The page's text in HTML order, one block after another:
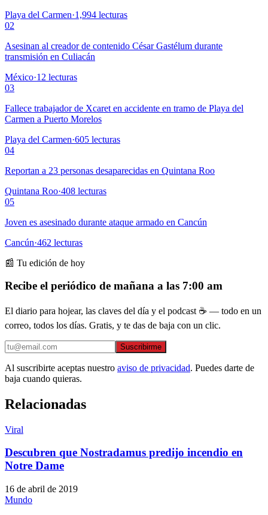
Playa del Carmen·1,994 lecturas
02
Asesinan al creador de contenido César Gastélum durante
transmisión en Culiacán
México·12 lecturas
03
Fallece trabajador de Xcaret en accidente en tramo de Playa del
Carmen a Puerto Morelos
Playa del Carmen·605 lecturas
04
Reportan a 23 personas desaparecidas en Quintana Roo
Quintana Roo·408 lecturas
05
Joven es asesinado durante ataque armado en Cancún
Cancún·462 lecturas
📰 Tu edición de hoy
Recibe el periódico de mañana a las 7:00 am
El diario para hojear, las claves del día y el podcast ☕ — todo en un
correo, todos los días. Gratis, y te das de baja con un clic.
Suscribirme
Al suscribirte aceptas nuestro aviso de privacidad. Puedes darte de
baja cuando quieras.
Relacionadas
Viral
Descubren que Nostradamus predijo incendio en
Notre Dame
16 de abril de 2019
Mundo